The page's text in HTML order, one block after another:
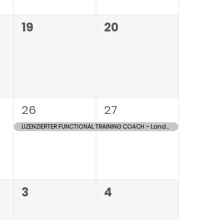
0
19
0
20
1
Veranstaltung,
26
LIZENZIERTER FUNCTIONAL TRAINING COACH – Landsberg
1
Veranstaltung,
27
0
3
0
4